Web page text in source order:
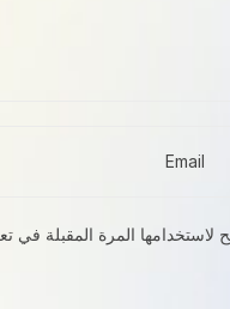
المرة المقبلة في